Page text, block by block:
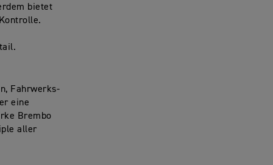
bietet
Fahrwerks-
eine
Brembo
aller